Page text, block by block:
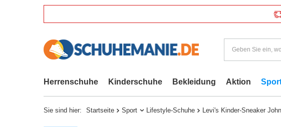
Herrenschuhe Kinderschuhe Bekleidung Aktion
Sie sind hier: Startseite Sport Lifestyle-Schuhe Levi's Kinder-Sneaker